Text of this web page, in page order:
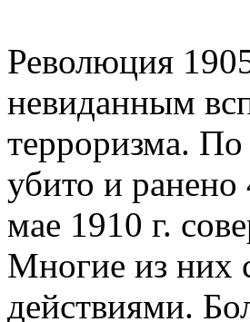
Революция
невиданным
терроризма.
убито и
мае 1910 г.
Многие из них
действиями.